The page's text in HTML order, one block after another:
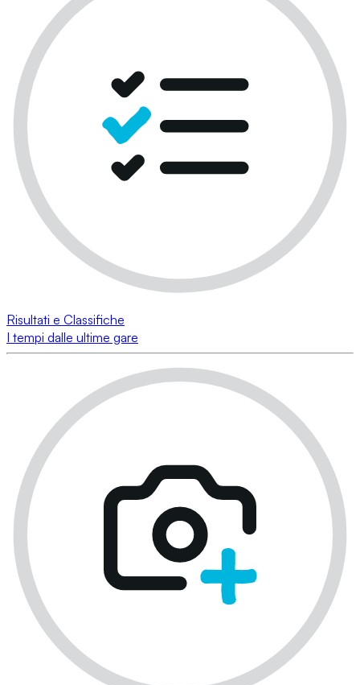
Risultati e Classifiche
I tempi dalle ultime gare